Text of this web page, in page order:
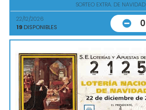
SORTEO EXTRA. DE NAVIDAD
22/12/2026
19 DISPONIBLES 0